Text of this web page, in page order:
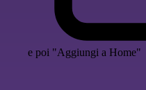
e poi "Aggiungi a Home"